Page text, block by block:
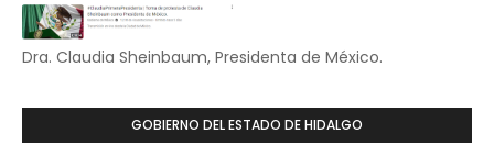
Dra. Claudia Sheinbaum, Presidenta de México.
GOBIERNO DEL ESTADO DE HIDALGO